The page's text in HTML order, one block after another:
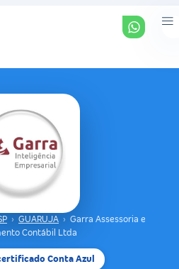
› GUARUJA › Garra Assessoria e
Contábil Ltda
Conta Azul